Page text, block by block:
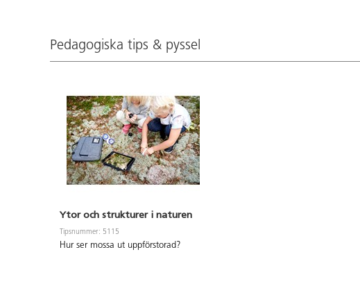
Pedagogiska tips & pyssel
Ytor och strukturer i naturen
Tipsnummer: 5115
Hur ser mossa ut uppförstorad?